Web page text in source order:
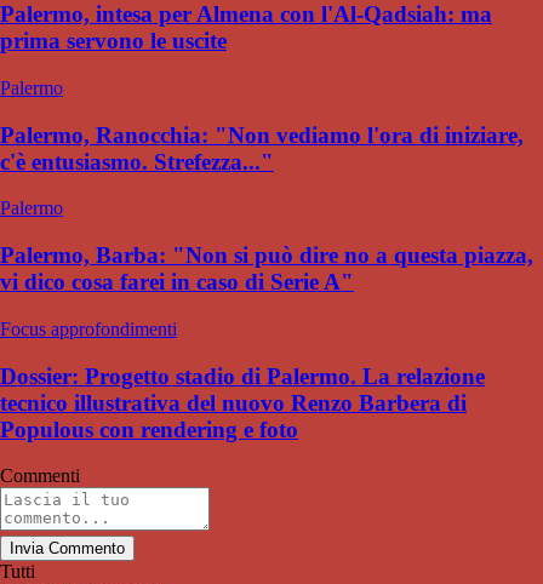
Palermo, intesa per Almena con l'Al-Qadsiah: ma
prima servono le uscite
Palermo
Palermo, Ranocchia: "Non vediamo l'ora di iniziare,
c'è entusiasmo. Strefezza..."
Palermo
Palermo, Barba: "Non si può dire no a questa piazza,
vi dico cosa farei in caso di Serie A"
Focus approfondimenti
Dossier: Progetto stadio di Palermo. La relazione
tecnico illustrativa del nuovo Renzo Barbera di
Populous con rendering e foto
Commenti
Invia Commento
Tutti